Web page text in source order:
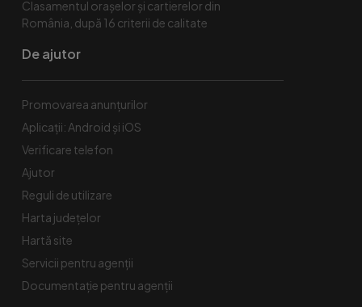
Clasamentul orașelor și cartierelor din
România, după 16 criterii de calitate
De ajutor
Promovarea anunțurilor
Aplicații: Android și iOS
Verificare telefon
Ajutor
Reguli de utilizare
Harta județelor
Hartă site
Servicii pentru agenții
Documentație pentru agenții